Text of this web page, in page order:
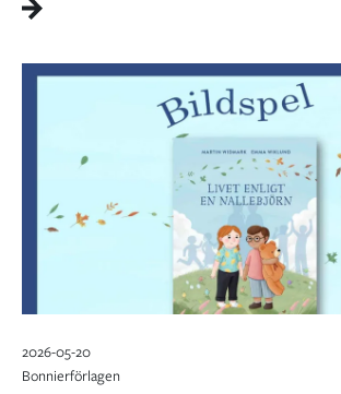
2026-05-20
Bonnierförlagen